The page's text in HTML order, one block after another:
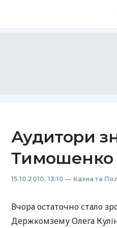
Аудитори
Тимошенко
15.10.2010, 13:10 — Казна та
Вчора остаточно стало
Держкомзему Олега